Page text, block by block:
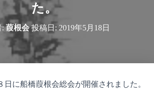
た。
:葭根会投稿日: 2019年5月18日
日に船橋葭根会総会が開催されました。